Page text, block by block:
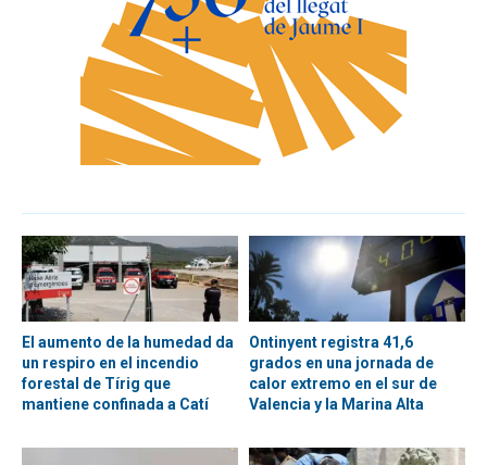
El aumento de la humedad da
un respiro en el incendio
forestal de Tírig que
mantiene confinada a Catí
Ontinyent registra 41,6
grados en una jornada de
calor extremo en el sur de
Valencia y la Marina Alta